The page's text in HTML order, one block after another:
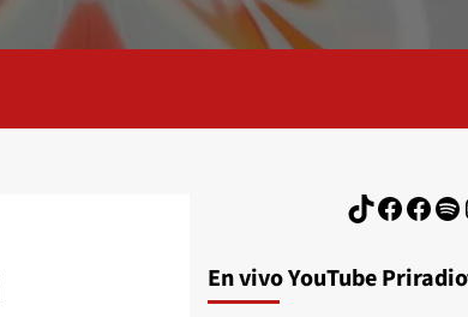
TikTok
En vivo YouTube